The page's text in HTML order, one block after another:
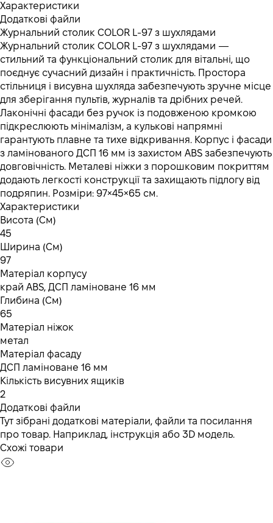
Характеристики
Додаткові файли
Журнальний столик COLOR L-97 з шухлядами
Журнальний столик COLOR L-97 з шухлядами —
стильний та функціональний столик для вітальні, що
поєднує сучасний дизайн і практичність. Простора
стільниця і висувна шухляда забезпечують зручне місце
для зберігання пультів, журналів та дрібних речей.
Лаконічні фасади без ручок із подовженою кромкою
підкреслюють мінімалізм, а кулькові напрямні
гарантують плавне та тихе відкривання. Корпус і фасади
з ламінованого ДСП 16 мм із захистом ABS забезпечують
довговічність. Металеві ніжки з порошковим покриттям
додають легкості конструкції та захищають підлогу від
подряпин. Розміри: 97×45×65 см.
Характеристики
Висота (См)
45
Ширина (См)
97
Матеріал корпусу
край ABS, ДСП ламіноване 16 мм
Глибина (См)
65
Матеріал ніжок
метал
Матеріал фасаду
ДСП ламіноване 16 мм
Кількість висувних ящиків
2
Додаткові файли
Тут зібрані додаткові матеріали, файли та посилання
про товар. Наприклад, інструкція або 3D модель.
Схожі товари